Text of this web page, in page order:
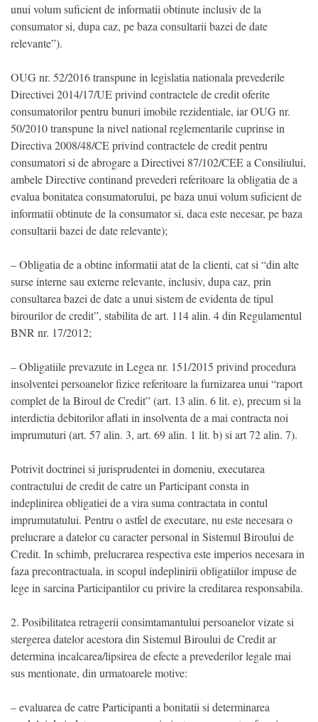
unui volum suficient de informatii obtinute inclusiv de la
consumator si, dupa caz, pe baza consultarii bazei de date
relevante”).
OUG nr. 52/2016 transpune in legislatia nationala prevederile
Directivei 2014/17/UE privind contractele de credit oferite
consumatorilor pentru bunuri imobile rezidentiale, iar OUG nr.
50/2010 transpune la nivel national reglementarile cuprinse in
Directiva 2008/48/CE privind contractele de credit pentru
consumatori si de abrogare a Directivei 87/102/CEE a Consiliului,
ambele Directive continand prevederi referitoare la obligatia de a
evalua bonitatea consumatorului, pe baza unui volum suficient de
informatii obtinute de la consumator si, daca este necesar, pe baza
consultarii bazei de date relevante);
– Obligatia de a obtine informatii atat de la clienti, cat si “din alte
surse interne sau externe relevante, inclusiv, dupa caz, prin
consultarea bazei de date a unui sistem de evidenta de tipul
birourilor de credit”, stabilita de art. 114 alin. 4 din Regulamentul
BNR nr. 17/2012;
– Obligatiile prevazute in Legea nr. 151/2015 privind procedura
insolventei persoanelor fizice referitoare la furnizarea unui “raport
complet de la Biroul de Credit” (art. 13 alin. 6 lit. e), precum si la
interdictia debitorilor aflati in insolventa de a mai contracta noi
imprumuturi (art. 57 alin. 3, art. 69 alin. 1 lit. b) si art 72 alin. 7).
Potrivit doctrinei si jurisprudentei in domeniu, executarea
contractului de credit de catre un Participant consta in
indeplinirea obligatiei de a vira suma contractata in contul
imprumutatului. Pentru o astfel de executare, nu este necesara o
prelucrare a datelor cu caracter personal in Sistemul Biroului de
Credit. In schimb, prelucrarea respectiva este imperios necesara in
faza precontractuala, in scopul indeplinirii obligatiilor impuse de
lege in sarcina Participantilor cu privire la creditarea responsabila.
2. Posibilitatea retragerii consimtamantului persoanelor vizate si
stergerea datelor acestora din Sistemul Biroului de Credit ar
determina incalcarea/lipsirea de efecte a prevederilor legale mai
sus mentionate, din urmatoarele motive:
– evaluarea de catre Participanti a bonitatii si determinarea